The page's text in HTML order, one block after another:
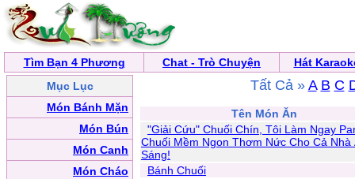
Tìm Bạn 4 Phương Chat - Trò Chuyện
Hát
Mục Lục
Món Bánh Mặn
Món Bún
Món Canh
Món Cháo
Tất Cả » A B C
Tên Món Ăn
"Giải Cứu" Chuối Chín, Tôi Làm Ngay
Chuối Mềm Ngon Thơm Nức Cho Cả Nhà
Sáng!
Bánh Chuối